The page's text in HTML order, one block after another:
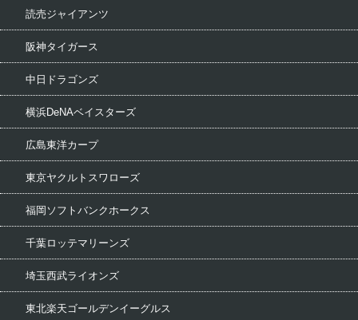
読売ジャイアンツ
阪神タイガース
中日ドラゴンズ
横浜DeNAベイスターズ
広島東洋カープ
東京ヤクルトスワローズ
福岡ソフトバンクホークス
千葉ロッテマリーンズ
埼玉西武ライオンズ
東北楽天ゴールデンイーグルス